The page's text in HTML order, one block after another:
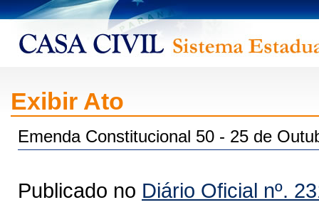
Exibir Ato
Emenda Constitucional 50 - 25 de
Publicado no Diário Oficial nº.